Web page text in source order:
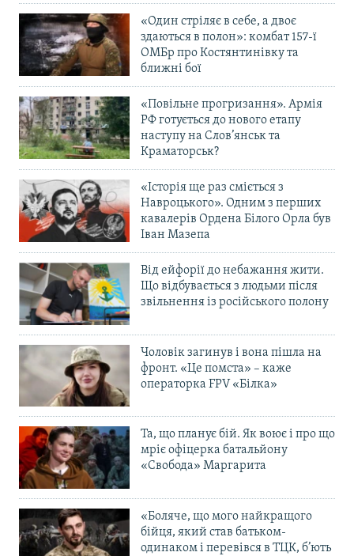
«Один стріляє в себе, а двоє
здаються в полон»: комбат 157-ї
ОМБр про Костянтинівку та
ближні бої
«Повільне прогризання». Армія
РФ готується до нового етапу
наступу на Слов’янськ та
Краматорськ?
«Історія ще раз сміється з
Навроцького». Одним з перших
кавалерів Ордена Білого Орла був
Іван Мазепа
Від ейфорії до небажання жити.
Що відбувається з людьми після
звільнення із російського полону
Чоловік загинув і вона пішла на
фронт. «Це помста» – каже
операторка FPV «Білка»
Та, що планує бій. Як воює і про що
мріє офіцерка батальйону
«Свобода» Маргарита
«Боляче, що мого найкращого
бійця, який став батьком-
одинаком і перевівся в ТЦК, б’ють